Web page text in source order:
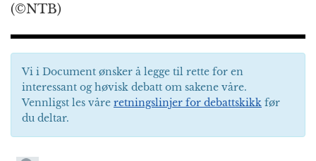
(©NTB)
Vi i Document ønsker å legge til rette for en
interessant og høvisk debatt om sakene våre.
Vennligst les våre retningslinjer for debattskikk før
du deltar.